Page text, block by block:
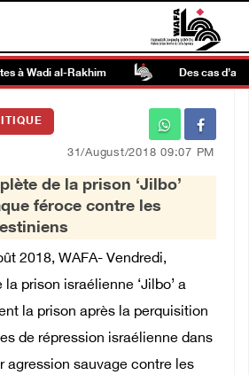
Wadi al-Rakhim Des cas
31/August/2018 09:07 PM
de la prison ‘Jilbo’
féroce contre les
2018, WAFA- Vendredi,
prison israélienne ‘Jilbo’ a
la prison après la perquisition
de répression israélienne dans
agression sauvage contre les